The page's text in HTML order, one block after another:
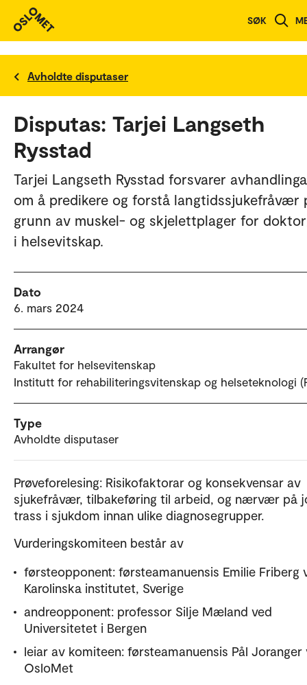
SØK
Avholdte disputaser
Disputas: Tarjei Langseth
Rysstad
Tarjei Langseth Rysstad forsvarer
om å predikere og forstå langtidssjukefråvær
grunn av muskel- og skjelettplager for
i helsevitskap.
Dato
6. mars 2024
Arrangør
Fakultet for helsevitenskap
Institutt for rehabiliteringsvitenskap og helseteknologi
Type
Avholdte disputaser
Prøveforelesing: Risikofaktorar og konsekvensar av
sjukefråvær, tilbakeføring til arbeid, og nærvær på
trass i sjukdom innan ulike diagnosegrupper.
Vurderingskomiteen består av
førsteopponent: førsteamanuensis Emilie Friberg
Karolinska institutet, Sverige
andreopponent: professor Silje Mæland ved
Universitetet i Bergen
leiar av komiteen: førsteamanuensis Pål Joranger
OsloMet